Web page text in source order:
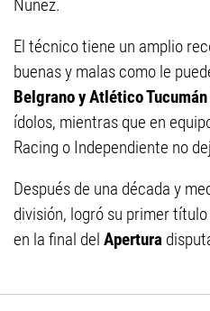
Núñez.
El técnico tiene un amplio
buenas y malas como le
Belgrano y Atlético Tucumán
ídolos, mientras que en
Racing o Independiente no
Después de una década y
división, logró su primer
en la final del Apertura